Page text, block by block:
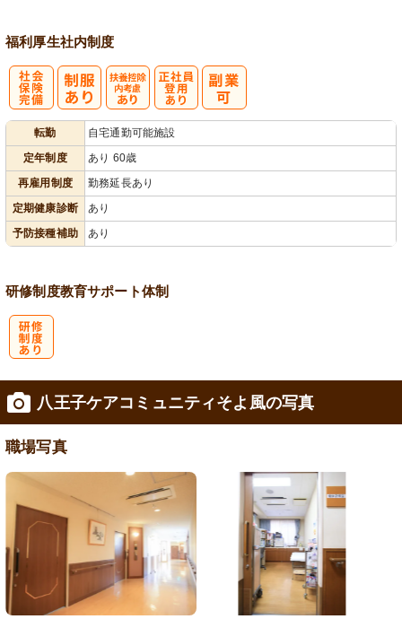
福利厚生社内制度
転勤
自宅通勤可能施設
定年制度
あり 60歳
再雇用制度
勤務延長あり
定期健康診断
あり
予防接種補助
あり
研修制度教育サポート体制
八王子ケアコミュニティそよ風の写真
職場写真